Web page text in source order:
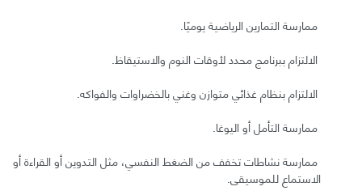
ممارسة التمارين الرياضية يوميًا.
الالتزام ببرنامج محدد لأوقات النوم والاستيقاظ.
الالتزام بنظام غذائي متوازن وغني بالخضراوات والفواكه.
ممارسة التأمل أو اليوغا.
ممارسة نشاطات تخفف من الضغط النفسي، مثل التدوين أو القراءة أو
الاستماع للموسيقى.